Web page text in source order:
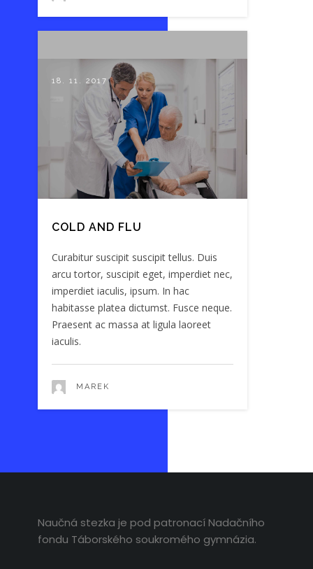
18. 11. 2017
COLD AND FLU
Curabitur suscipit suscipit tellus. Duis
arcu tortor, suscipit eget, imperdiet nec,
imperdiet iaculis, ipsum. In hac
habitasse platea dictumst. Fusce neque.
Praesent ac massa at ligula laoreet
iaculis.
MAREK
Naučná stezka je pod patronací Nadačního
fondu Táborského soukromého gymnázia.